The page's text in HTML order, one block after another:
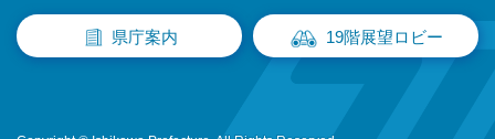
県庁案内 19階展望ロビー